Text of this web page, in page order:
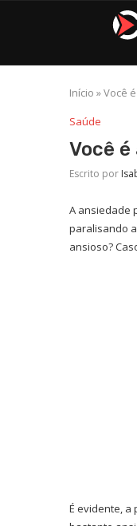
Início »Você
Saúde
Você
Escrito por
A ansiedade
paralisando
ansioso?
É evidente, a